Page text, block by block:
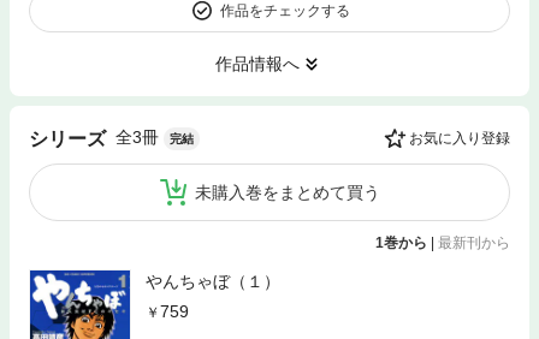
作品をチェックする
作品情報へ
シリーズ 全3冊 完結 お気に入り登録
未購入巻をまとめて買う
1巻から | 最新刊から
やんちゃぼ（１）
759